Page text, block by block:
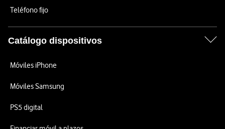
Teléfono fijo
Catálogo dispositivos
Móviles iPhone
Móviles Samsung
PS5 digital